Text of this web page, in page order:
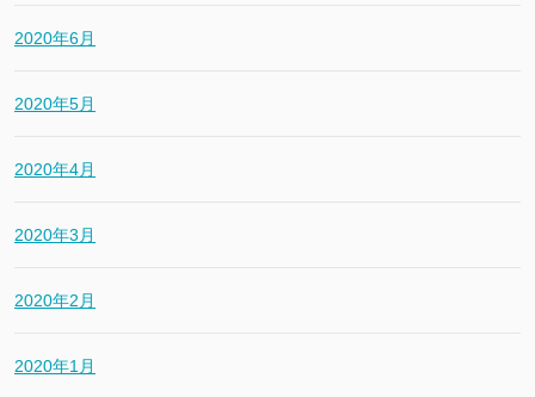
2020年6月
2020年5月
2020年4月
2020年3月
2020年2月
2020年1月